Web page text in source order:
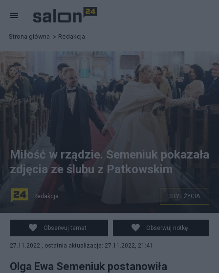
Strona główna Redakcja
Olga Semeniuk i Piotr Patkowski dwa lata byli parą. Fot.
Instagram
Miłość w rządzie. Semeniuk pokazała
zdjęcia ze ślubu z Patkowskim
Redakcja STYL ŻYCIA
Obserwuj temat Obserwuj notkę
27.11.2022 , ostatnia aktualizacja: 27.11.2022, 21:41
Olga Ewa Semeniuk postanowiła